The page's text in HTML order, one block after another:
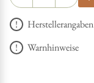
Herstellerangaben
Warnhinweise